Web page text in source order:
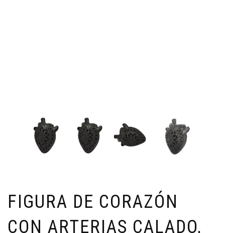
FIGURA DE CORAZÓN
CON ARTERIAS CALADO,